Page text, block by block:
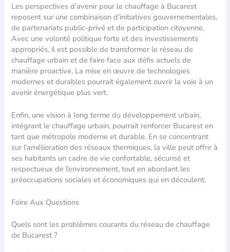
Les perspectives d’avenir pour le chauffage à Bucarest
reposent sur une combinaison d’initiatives gouvernementales,
de partenariats public-privé et de participation citoyenne.
Avec une volonté politique forte et des investissements
appropriés, il est possible de transformer le réseau de
chauffage urbain et de faire face aux défis actuels de
manière proactive. La mise en œuvre de technologies
modernes et durables pourrait également ouvrir la voie à un
avenir énergétique plus vert.
Enfin, une vision à long terme du développement urbain,
intégrant le chauffage urbain, pourrait renforcer Bucarest en
tant que métropole moderne et durable. En se concentrant
sur l’amélioration des réseaux thermiques, la ville peut offrir à
ses habitants un cadre de vie confortable, sécurisé et
respectueux de l’environnement, tout en abordant les
préoccupations sociales et économiques qui en découlent.
Foire Aux Questions
Quels sont les problèmes courants du réseau de chauffage
de Bucarest ?